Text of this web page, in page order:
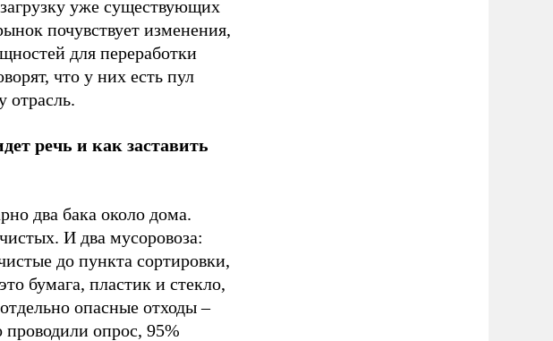
уже существующих
почувствует изменения,
для переработки
что у них есть пул
отрасль.
речь и как заставить
два бака около дома.
И два мусоровоза:
до пункта сортировки,
бумага, пластик и стекло,
опасные отходы –
проводили опрос, 95%